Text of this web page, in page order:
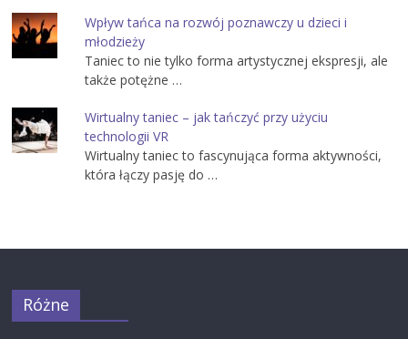
Wpływ tańca na rozwój poznawczy u dzieci i
młodzieży
Taniec to nie tylko forma artystycznej ekspresji, ale
także potężne …
Wirtualny taniec – jak tańczyć przy użyciu
technologii VR
Wirtualny taniec to fascynująca forma aktywności,
która łączy pasję do …
Różne